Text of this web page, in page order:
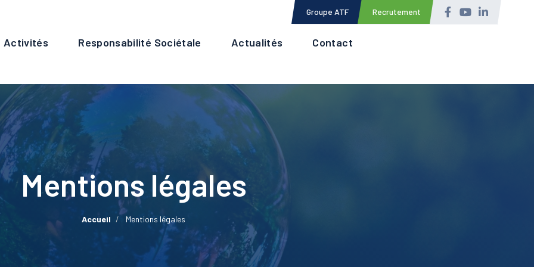
Topbar
Groupe ATF Recrutement
Activités Responsabilité Sociétale Actualités Contact
Mentions légales
Accueil Mentions légales